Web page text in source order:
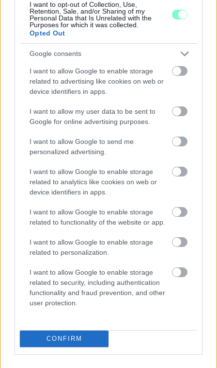
I want to opt-out of Collection, Use,
Retention, Sale, and/or Sharing of my
Personal Data that Is Unrelated with the
Purposes for which it was collected.
Opted Out
Google consents
I want to allow Google to enable storage
related to advertising like cookies on web or
device identifiers in apps.
I want to allow my user data to be sent to
Google for online advertising purposes.
I want to allow Google to send me
personalized advertising.
I want to allow Google to enable storage
related to analytics like cookies on web or
device identifiers in apps.
I want to allow Google to enable storage
related to functionality of the website or app.
I want to allow Google to enable storage
related to personalization.
I want to allow Google to enable storage
related to security, including authentication
functionality and fraud prevention, and other
user protection.
CONFIRM
A BAROKK ÖSSZES ÁRNYALATA ÉS MÉG EGY SOR
KIVÁLÓ PROGRAM VÁR MINDENKIT EZEN A HÉTVÉGÉN
Középpontban a hagyományőrzés, de lesz Pogány Induló és